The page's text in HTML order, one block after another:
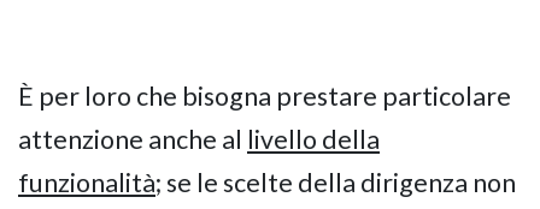
È per loro che bisogna prestare particolare
attenzione anche al livello della
funzionalità; se le scelte della dirigenza non